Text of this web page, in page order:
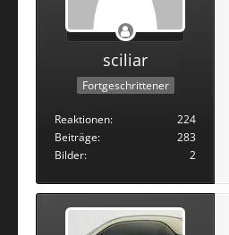
sciliar
Fortgeschrittener
Reaktionen
224
Beiträge
283
Bilder
2